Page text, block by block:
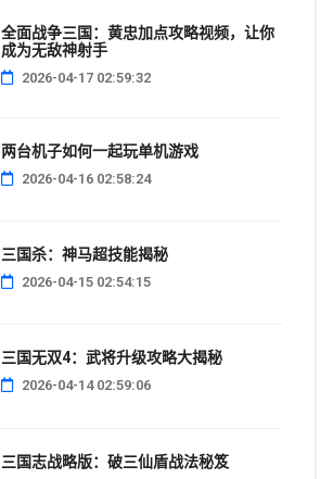
全面战争三国：黄忠加点攻略视频，让你
成为无敌神射手
2026-04-17 02:59:32
两台机子如何一起玩单机游戏
2026-04-16 02:58:24
三国杀：神马超技能揭秘
2026-04-15 02:54:15
三国无双4：武将升级攻略大揭秘
2026-04-14 02:59:06
三国志战略版：破三仙盾战法秘笈